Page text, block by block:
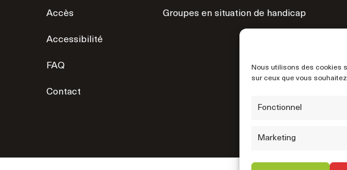
Nous utilisons des cookies
sur ceux que vous
Fonctionnel
Marketing
Accès
Accessibilité
FAQ
Contact
Groupes en situation de handicap